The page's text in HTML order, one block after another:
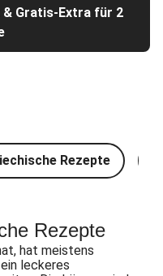
Chili-Filetstücken
mit Kichererbsen
und Salat
Miso-Glasur
und veganen
mit Bio-Feta
& Gratis-Extra für 2
Rezepte
Rezepte
hat meistens
leckeres